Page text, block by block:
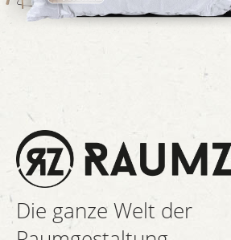
Die ganze Welt der